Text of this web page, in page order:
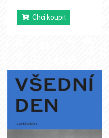
Chci koupit